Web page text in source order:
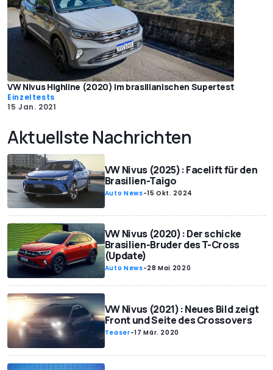
VW Nivus Highline (2020) im brasilianischen Supertest
Einzeltests
15 Jan. 2021
Aktuellste Nachrichten
VW Nivus (2025): Facelift für den
Brasilien-Taigo
Auto News-15 Okt. 2024
VW Nivus (2020): Der schicke
Brasilien-Bruder des T-Cross
(Update)
Auto News-28 Mai 2020
VW Nivus (2021): Neues Bild zeigt
Front und Seite des Crossovers
Teaser-17 Mär. 2020